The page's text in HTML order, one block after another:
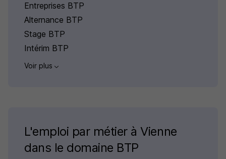
Entreprises BTP
Alternance BTP
Stage BTP
Intérim BTP
Voir plus
L'emploi par métier à Vienne
dans le domaine BTP